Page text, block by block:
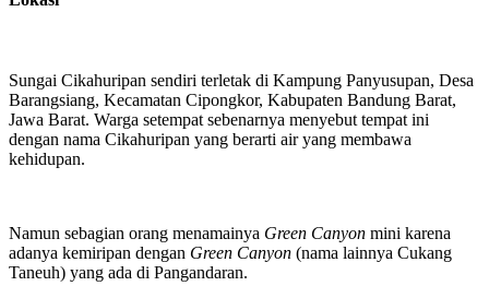
Sungai Cikahuripan sendiri terletak di Kampung Panyusupan, Desa
Barangsiang, Kecamatan Cipongkor, Kabupaten Bandung Barat,
Jawa Barat. Warga setempat sebenarnya menyebut tempat ini
dengan nama Cikahuripan yang berarti air yang membawa
kehidupan.
Namun sebagian orang menamainya Green Canyon mini karena
adanya kemiripan dengan Green Canyon (nama lainnya Cukang
Taneuh) yang ada di Pangandaran.